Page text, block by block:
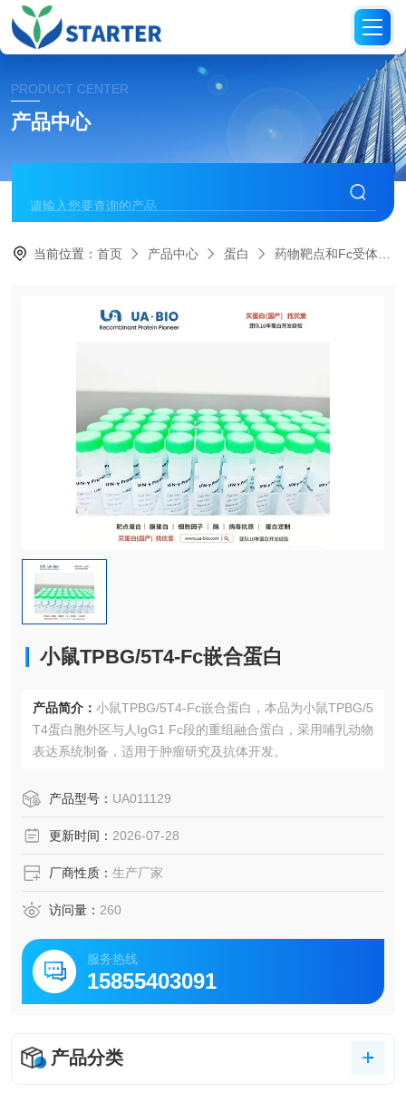
PRODUCT CENTER
产品中心
当前位置：首页 产品中心 蛋白 药物靶点和Fc受体
小鼠TPBG/5T4-Fc嵌合蛋白
产品简介： 小鼠TPBG/5T4-Fc嵌合蛋白，本品为小鼠TPBG/5
T4蛋白胞外区与人IgG1 Fc段的重组融合蛋白，采用哺乳动物
表达系统制备，适用于肿瘤研究及抗体开发。
产品型号： UA011129
更新时间： 2026-07-28
厂商性质： 生产厂家
访问量： 260
服务热线
15855403091
产品分类